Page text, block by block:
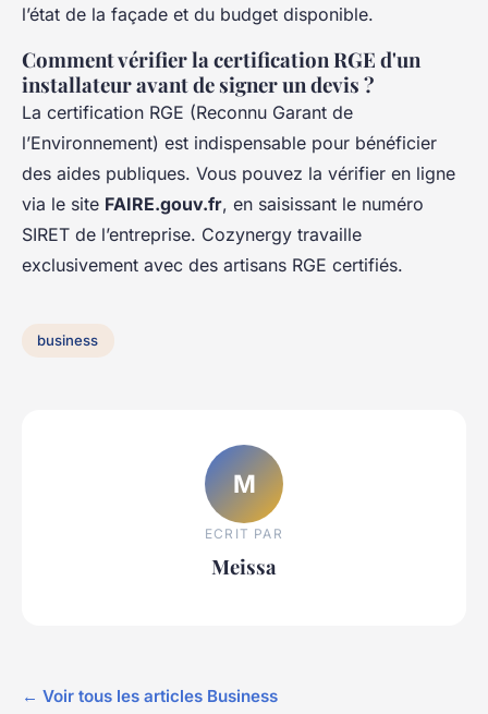
l’état de la façade et du budget disponible.
Comment vérifier la certification RGE d'un
installateur avant de signer un devis ?
La certification RGE (Reconnu Garant de
l’Environnement) est indispensable pour bénéficier
des aides publiques. Vous pouvez la vérifier en ligne
via le site FAIRE.gouv.fr, en saisissant le numéro
SIRET de l’entreprise. Cozynergy travaille
exclusivement avec des artisans RGE certifiés.
business
M
ECRIT PAR
Meissa
← Voir tous les articles Business